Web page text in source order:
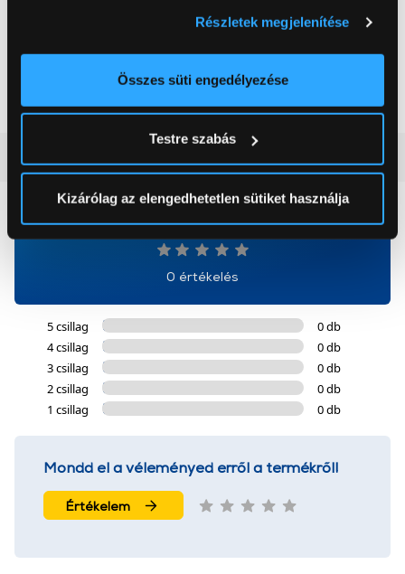
elhelyezkedéséről pár méteres pontossággal
Az Ön készülékén beazonosítása annak konkrét
módjairól és adja meg preferenciáit aRészletek
pontban. Bármikor módosíthatja vagy visszavonhatja a
Sütinyilatkozathoz való hozzájárulását.
okat használ, melyeket az Ön gépén tárol a rendszer. A
cookie-k személyazonosítására nem alkalmasak,
használatával Ön elfogadja a cookie-k használatát.
További információk:ÁSZFésAdatvédelem
Részletek megjelenítése
Összes süti engedélyezése
Testre szabás
Kizárólag az elengedhetetlen sütiket használja
Gorenje N619EAXL4
kombinált hűtőszekrény
179 999 Ft
0
0 értékelés
5 csillag
0 db
4 csillag
0 db
3 csillag
0 db
2 csillag
0 db
1 csillag
0 db
Mondd el a véleményed erről a termékről!
Értékelem